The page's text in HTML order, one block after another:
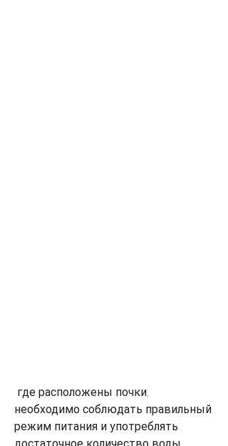
необходимо соблюдать правильный
режим питания и употреблять